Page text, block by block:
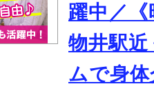
躍中／
物井駅
ムで身